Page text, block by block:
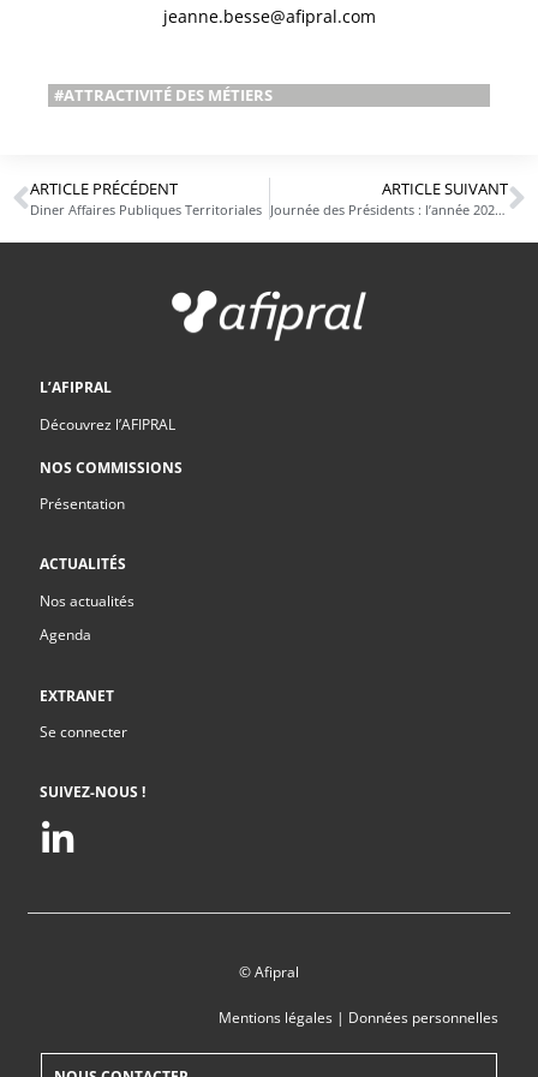
jeanne.besse@afipral.com
#ATTRACTIVITÉ DES MÉTIERS
ARTICLE PRÉCÉDENT
Diner Affaires Publiques Territoriales
ARTICLE SUIVANT
Journée des Présidents : l’année 2026 est lancée !
L’AFIPRAL
Découvrez l’AFIPRAL
NOS COMMISSIONS
Présentation
ACTUALITÉS
Nos actualités
Agenda
EXTRANET
Se connecter
SUIVEZ-NOUS !
© Afipral
Mentions légales| Données personnelles